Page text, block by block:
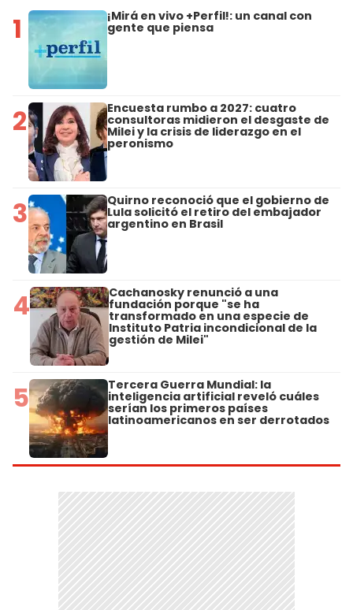
1 ¡Mirá en vivo +Perfil!: un canal con
gente que piensa
2 Encuesta rumbo a 2027: cuatro
consultoras midieron el desgaste de
Milei y la crisis de liderazgo en el
peronismo
3 Quirno reconoció que el gobierno de
Lula solicitó el retiro del embajador
argentino en Brasil
4 Cachanosky renunció a una
fundación porque "se ha
transformado en una especie de
Instituto Patria incondicional de la
gestión de Milei"
5 Tercera Guerra Mundial: la
inteligencia artificial reveló cuáles
serían los primeros países
latinoamericanos en ser derrotados